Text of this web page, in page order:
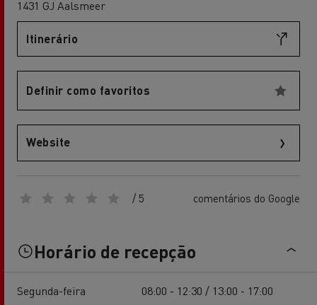
1431 GJ Aalsmeer
Itinerário
Definir como favoritos
Website
/ 5 comentários do Google
Horário de recepção
Segunda-feira
08:00 - 12:30 / 13:00 - 17:00